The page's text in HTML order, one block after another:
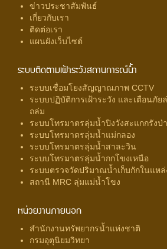
ข่าวประชาสัมพันธ์
เกี่ยวกับเรา
ติดต่อเรา
แผนผังเว็บไซต์
ระบบติดตามเฝ้าระวังสถานการณ์น้ำ
ระบบเชื่อมโยงสัญญาณภาพ CCTV
ระบบปฏิบัติการเฝ้าระวัง และเตือนภั
ถล่ม
ระบบโทรมาตรลุ่มน้ำปิงวังสะแกกรังป่
ระบบโทรมาตรลุ่มน้ำแม่กลอง
ระบบโทรมาตรลุ่มน้ำสาละวิน
ระบบโทรมาตรลุ่มน้ำกกโขงเหนือ
ระบบตรวจวัดปริมาณน้ำเก็บกักในแห
สถานี MRC ลุ่มแม่น้ำโขง
หน่วยงานภายนอก
สำนักงานทรัพยากรน้ำแห่งชาติ
กรมอุตุนิยมวิทยา